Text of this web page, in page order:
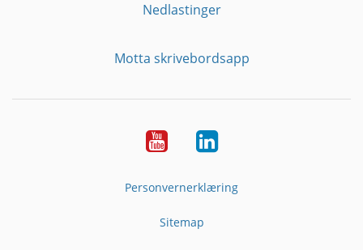
Nedlastinger
Motta skrivebordsapp
YouTubeLinkedin
Personvernerklæring
Sitemap